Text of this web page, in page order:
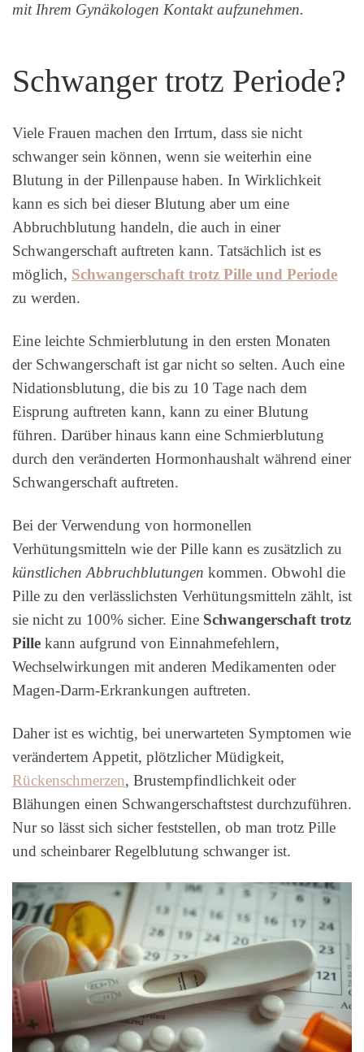
mit Ihrem Gynäkologen Kontakt aufzunehmen.
Schwanger trotz Periode?
Viele Frauen machen den Irrtum, dass sie nicht
schwanger sein können, wenn sie weiterhin eine
Blutung in der Pillenpause haben. In Wirklichkeit
kann es sich bei dieser Blutung aber um eine
Abbruchblutung handeln, die auch in einer
Schwangerschaft auftreten kann. Tatsächlich ist es
möglich, Schwangerschaft trotz Pille und Periode
zu werden.
Eine leichte Schmierblutung in den ersten Monaten
der Schwangerschaft ist gar nicht so selten. Auch eine
Nidationsblutung, die bis zu 10 Tage nach dem
Eisprung auftreten kann, kann zu einer Blutung
führen. Darüber hinaus kann eine Schmierblutung
durch den veränderten Hormonhaushalt während einer
Schwangerschaft auftreten.
Bei der Verwendung von hormonellen
Verhütungsmitteln wie der Pille kann es zusätzlich zu
künstlichen Abbruchblutungen kommen. Obwohl die
Pille zu den verlässlichsten Verhütungsmitteln zählt, ist
sie nicht zu 100% sicher. Eine Schwangerschaft trotz
Pille kann aufgrund von Einnahmefehlern,
Wechselwirkungen mit anderen Medikamenten oder
Magen-Darm-Erkrankungen auftreten.
Daher ist es wichtig, bei unerwarteten Symptomen wie
verändertem Appetit, plötzlicher Müdigkeit,
Rückenschmerzen, Brustempfindlichkeit oder
Blähungen einen Schwangerschaftstest durchzuführen.
Nur so lässt sich sicher feststellen, ob man trotz Pille
und scheinbarer Regelblutung schwanger ist.